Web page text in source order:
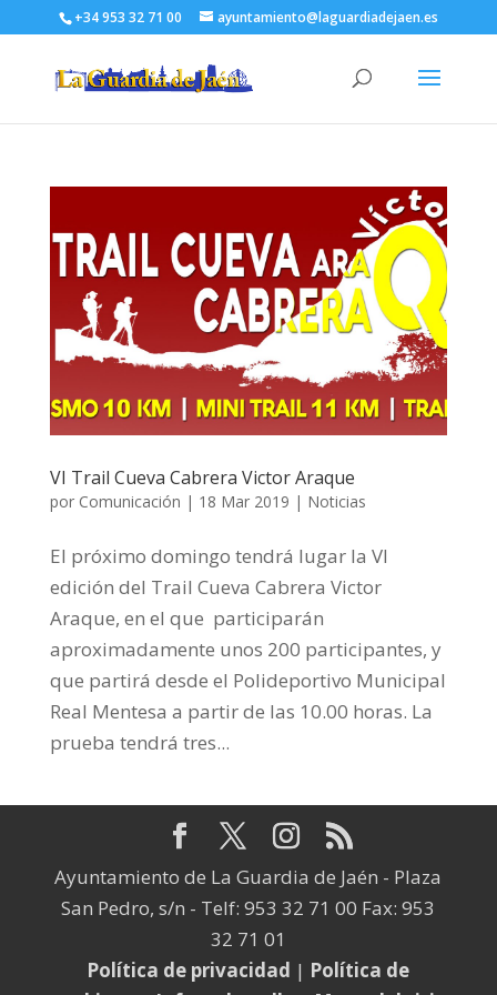
+34 953 32 71 00 ayuntamiento@laguardiadejaen.es
VI Trail Cueva Cabrera Victor Araque
por Comunicación | 18 Mar 2019 | Noticias
El próximo domingo tendrá lugar la VI
edición del Trail Cueva Cabrera Victor
Araque, en el que participarán
aproximadamente unos 200 participantes, y
que partirá desde el Polideportivo Municipal
Real Mentesa a partir de las 10.00 horas. La
prueba tendrá tres...
Ayuntamiento de La Guardia de Jaén - Plaza
San Pedro, s/n - Telf: 953 32 71 00 Fax: 953
32 71 01
Política de privacidad | Política de